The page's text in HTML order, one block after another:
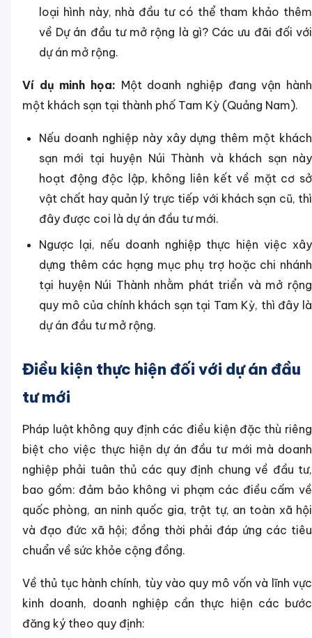
loại hình này, nhà đầu tư có thể tham khảo thêm
về Dự án đầu tư mở rộng là gì? Các ưu đãi đối với
dự án mở rộng.
Ví dụ minh họa: Một doanh nghiệp đang vận hành
một khách sạn tại thành phố Tam Kỳ (Quảng Nam).
Nếu doanh nghiệp này xây dựng thêm một khách
sạn mới tại huyện Núi Thành và khách sạn này
hoạt động độc lập, không liên kết về mặt cơ sở
vật chất hay quản lý trực tiếp với khách sạn cũ, thì
đây được coi là dự án đầu tư mới.
Ngược lại, nếu doanh nghiệp thực hiện việc xây
dựng thêm các hạng mục phụ trợ hoặc chi nhánh
tại huyện Núi Thành nhằm phát triển và mở rộng
quy mô của chính khách sạn tại Tam Kỳ, thì đây là
dự án đầu tư mở rộng.
Điều kiện thực hiện đối với dự án đầu
tư mới
Pháp luật không quy định các điều kiện đặc thù riêng
biệt cho việc thực hiện dự án đầu tư mới mà doanh
nghiệp phải tuân thủ các quy định chung về đầu tư,
bao gồm: đảm bảo không vi phạm các điều cấm về
quốc phòng, an ninh quốc gia, trật tự, an toàn xã hội
và đạo đức xã hội; đồng thời phải đáp ứng các tiêu
chuẩn về sức khỏe cộng đồng.
Về thủ tục hành chính, tùy vào quy mô vốn và lĩnh vực
kinh doanh, doanh nghiệp cần thực hiện các bước
đăng ký theo quy định: